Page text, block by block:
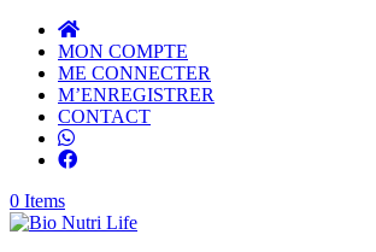
MON COMPTE
ME CONNECTER
M’ENREGISTRER
CONTACT
0 Items